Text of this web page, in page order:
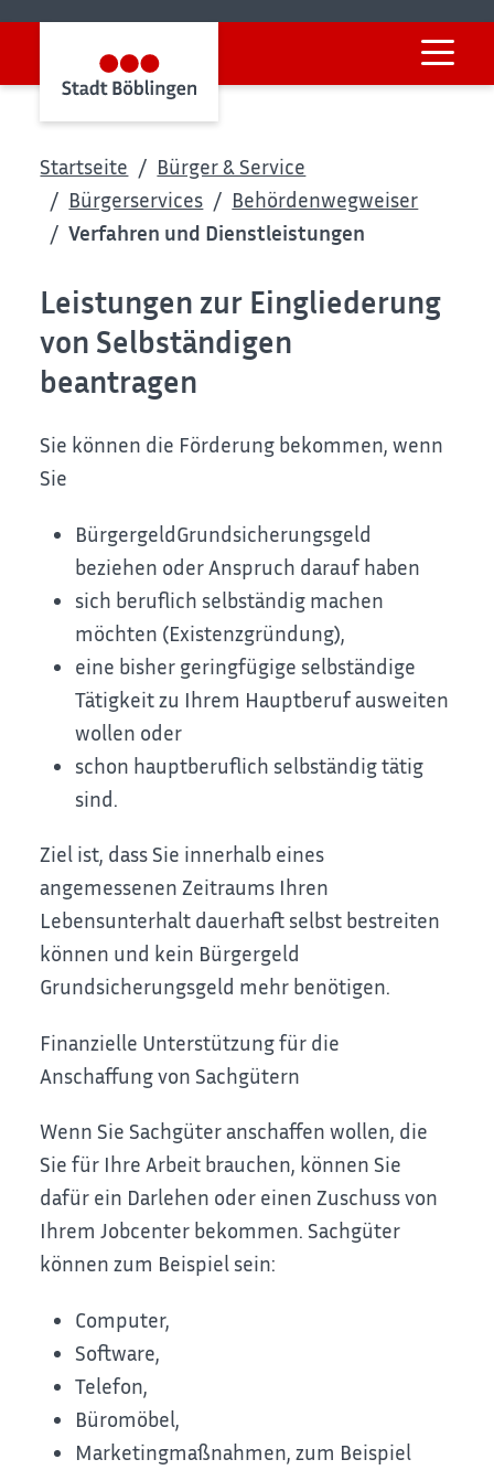
Startseite
Bürger & Service
Bürgerservices
Behördenwegweiser
Verfahren und Dienstleistungen
Leistungen zur Eingliederung
von Selbständigen
beantragen
Sie können die Förderung bekommen, wenn
Sie
BürgergeldGrundsicherungsgeld
beziehen oder Anspruch darauf haben
sich beruflich selbständig machen
möchten (Existenzgründung),
eine bisher geringfügige selbständige
Tätigkeit zu Ihrem Hauptberuf ausweiten
wollen oder
schon hauptberuflich selbständig tätig
sind.
Ziel ist, dass Sie innerhalb eines
angemessenen Zeitraums Ihren
Lebensunterhalt dauerhaft selbst bestreiten
können und kein Bürgergeld
Grundsicherungsgeld mehr benötigen.
Finanzielle Unterstützung für die
Anschaffung von Sachgütern
Wenn Sie Sachgüter anschaffen wollen, die
Sie für Ihre Arbeit brauchen, können Sie
dafür ein Darlehen oder einen Zuschuss von
Ihrem Jobcenter bekommen. Sachgüter
können zum Beispiel sein:
Computer,
Software,
Telefon,
Büromöbel,
Marketingmaßnahmen, zum Beispiel